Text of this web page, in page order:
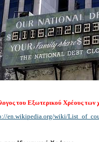
του Εξωτερικού Χρέους
en.wikipedia.org/wiki/